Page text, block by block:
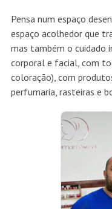
Pensa num espaço
espaço acolhedor que
mas também o cuidado
corporal e facial, com
coloração), com
perfumaria, rasteiras e